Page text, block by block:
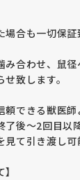
合も一切保証
合わせ、鼠径
致します。
頼できる獣医
了後〜2回目以
見て引き渡し可